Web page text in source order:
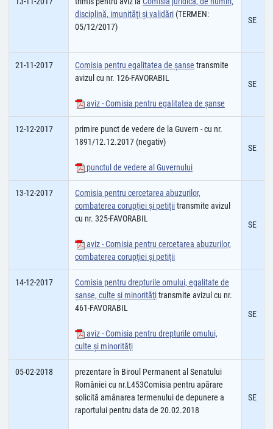
disciplină, imunităţi şi validări (TERMEN:
05/12/2017)
SE
21-11-2017 Comisia pentru egalitatea de şanse transmite
avizul cu nr. 126-FAVORABIL
aviz - Comisia pentru egalitatea de şanse
SE
12-12-2017
primire punct de vedere de la Guvern - cu nr.
1891/12.12.2017 (negativ)
punctul de vedere al Guvernului
SE
13-12-2017
Comisia pentru cercetarea abuzurilor,
combaterea corupției și petițiitransmite avizul
cu nr. 325-FAVORABIL
aviz - Comisia pentru cercetarea abuzurilor,
combaterea corupţiei şi petiţii
SE
14-12-2017
Comisia pentru drepturile omului, egalitate de
șanse, culte şi minorităţitransmite avizul cu nr.
461-FAVORABIL
aviz - Comisia pentru drepturile omului,
culte şi minorităţi
SE
05-02-2018
prezentare în Biroul Permanent al Senatului
României cu nr.L453Comisia pentru apărare
solicită amânarea termenului de depunere a
raportului pentru data de 20.02.2018
SE